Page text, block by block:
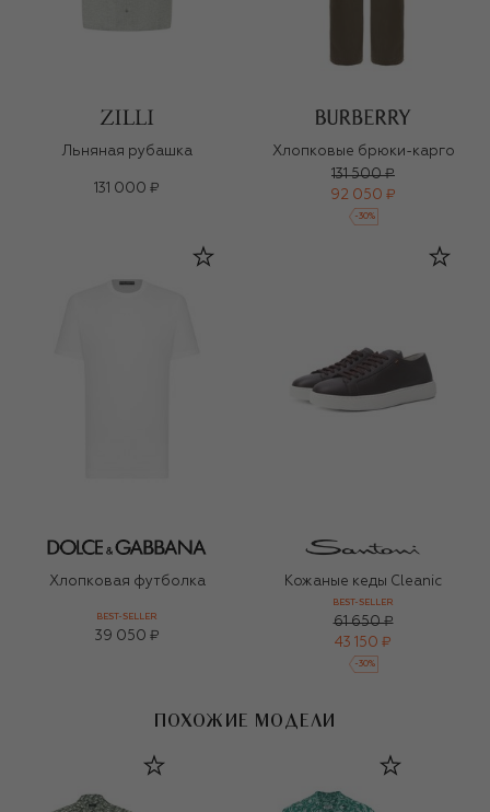
Льняная рубашка
131 000 ₽
Хлопковые брюки-карго
131 500 ₽
92 050 ₽
-30%
Хлопковая футболка
BEST-SELLER
39 050 ₽
Кожаные кеды Cleanic
BEST-SELLER
61 650 ₽
43 150 ₽
-30%
ПОХОЖИЕ МОДЕЛИ